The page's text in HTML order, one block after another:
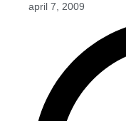
april 7, 2009